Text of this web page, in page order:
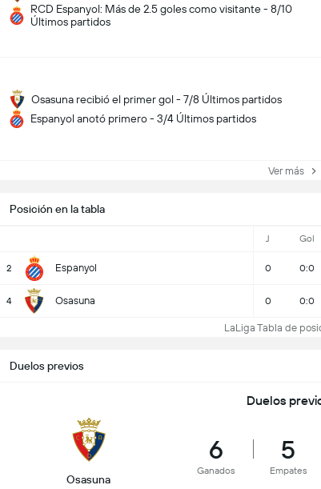
RCD Espanyol: Más de 2.5 goles como visitante - 8/10
Últimos partidos
Osasuna recibió el primer gol - 7/8 Últimos partidos
Espanyol anotó primero - 3/4 Últimos partidos
Ver más
Posición en la tabla
J Gol
2 Espanyol 0 0:0
4 Osasuna 0 0:0
LaLiga Tabla de
Duelos previos
Duelos
Osasuna
6
Ganados
5
Empates